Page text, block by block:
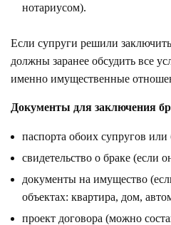
нотариусом).
Если супруги решили
должны заранее обсудить все
именно имущественные
Документы для заключения
паспорта обоих супругов
свидетельство о браке (если
документы на имущество
объектах: квартира, дом,
проект договора (можно